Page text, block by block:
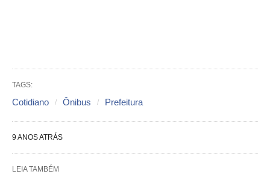
TAGS:
Cotidiano Ônibus Prefeitura
9 ANOS ATRÁS
LEIA TAMBÉM